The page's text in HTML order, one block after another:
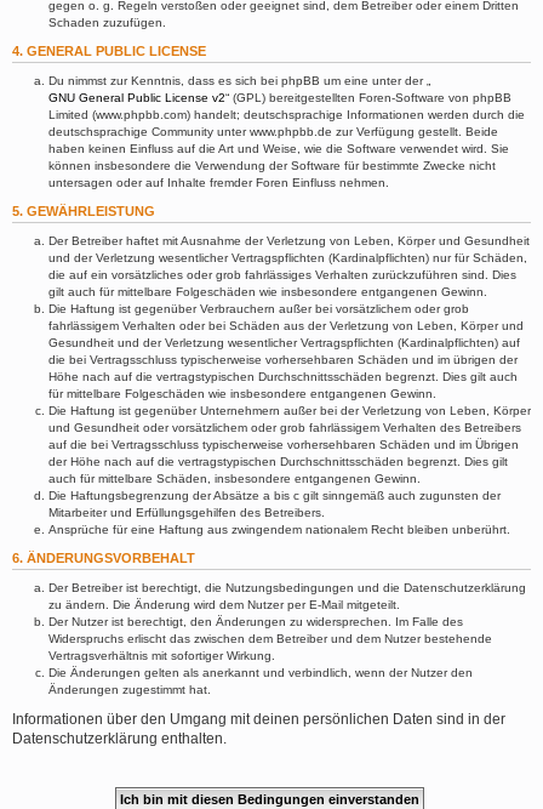
gegen o. g. Regeln verstoßen oder geeignet sind, dem Betreiber oder einem Dritten
Schaden zuzufügen.
4. GENERAL PUBLIC LICENSE
Du nimmst zur Kenntnis, dass es sich bei phpBB um eine unter der „
GNU General Public License v2“ (GPL) bereitgestellten Foren-Software von phpBB
Limited (www.phpbb.com) handelt; deutschsprachige Informationen werden durch die
deutschsprachige Community unter www.phpbb.de zur Verfügung gestellt. Beide
haben keinen Einfluss auf die Art und Weise, wie die Software verwendet wird. Sie
können insbesondere die Verwendung der Software für bestimmte Zwecke nicht
untersagen oder auf Inhalte fremder Foren Einfluss nehmen.
5. GEWÄHRLEISTUNG
Der Betreiber haftet mit Ausnahme der Verletzung von Leben, Körper und Gesundheit
und der Verletzung wesentlicher Vertragspflichten (Kardinalpflichten) nur für Schäden,
die auf ein vorsätzliches oder grob fahrlässiges Verhalten zurückzuführen sind. Dies
gilt auch für mittelbare Folgeschäden wie insbesondere entgangenen Gewinn.
Die Haftung ist gegenüber Verbrauchern außer bei vorsätzlichem oder grob
fahrlässigem Verhalten oder bei Schäden aus der Verletzung von Leben, Körper und
Gesundheit und der Verletzung wesentlicher Vertragspflichten (Kardinalpflichten) auf
die bei Vertragsschluss typischerweise vorhersehbaren Schäden und im übrigen der
Höhe nach auf die vertragstypischen Durchschnittsschäden begrenzt. Dies gilt auch
für mittelbare Folgeschäden wie insbesondere entgangenen Gewinn.
Die Haftung ist gegenüber Unternehmern außer bei der Verletzung von Leben, Körper
und Gesundheit oder vorsätzlichem oder grob fahrlässigem Verhalten des Betreibers
auf die bei Vertragsschluss typischerweise vorhersehbaren Schäden und im Übrigen
der Höhe nach auf die vertragstypischen Durchschnittsschäden begrenzt. Dies gilt
auch für mittelbare Schäden, insbesondere entgangenen Gewinn.
Die Haftungsbegrenzung der Absätze a bis c gilt sinngemäß auch zugunsten der
Mitarbeiter und Erfüllungsgehilfen des Betreibers.
Ansprüche für eine Haftung aus zwingendem nationalem Recht bleiben unberührt.
6. ÄNDERUNGSVORBEHALT
Der Betreiber ist berechtigt, die Nutzungsbedingungen und die Datenschutzerklärung
zu ändern. Die Änderung wird dem Nutzer per E-Mail mitgeteilt.
Der Nutzer ist berechtigt, den Änderungen zu widersprechen. Im Falle des
Widerspruchs erlischt das zwischen dem Betreiber und dem Nutzer bestehende
Vertragsverhältnis mit sofortiger Wirkung.
Die Änderungen gelten als anerkannt und verbindlich, wenn der Nutzer den
Änderungen zugestimmt hat.
Informationen über den Umgang mit deinen persönlichen Daten sind in der
Datenschutzerklärung enthalten.